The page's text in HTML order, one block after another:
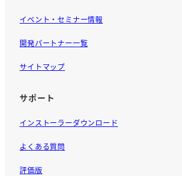
イベント・セミナー情報
開発パートナー一覧
サイトマップ
サポート
インストーラーダウンロード
よくある質問
評価版